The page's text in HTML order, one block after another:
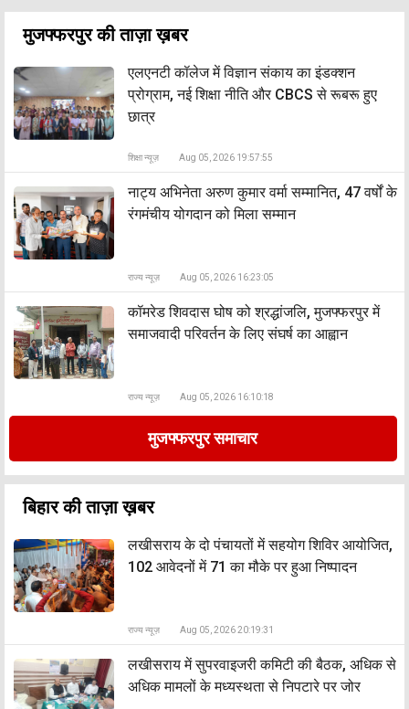
मुजफ्फरपुर की ताज़ा ख़बर
एलएनटी कॉलेज में विज्ञान संकाय का इंडक्शन
प्रोग्राम, नई शिक्षा नीति और CBCS से रूबरू हुए
छात्र
शिक्षा न्यूज़ Aug 05, 2026 19:57:55
नाट्य अभिनेता अरुण कुमार वर्मा सम्मानित, 47 वर्षों के
रंगमंचीय योगदान को मिला सम्मान
राज्य न्यूज़ Aug 05, 2026 16:23:05
कॉमरेड शिवदास घोष को श्रद्धांजलि, मुजफ्फरपुर में
समाजवादी परिवर्तन के लिए संघर्ष का आह्वान
राज्य न्यूज़ Aug 05, 2026 16:10:18
मुजफ्फरपुर समाचार
बिहार की ताज़ा ख़बर
लखीसराय के दो पंचायतों में सहयोग शिविर आयोजित,
102 आवेदनों में 71 का मौके पर हुआ निष्पादन
राज्य न्यूज़ Aug 05, 2026 20:19:31
लखीसराय में सुपरवाइजरी कमिटी की बैठक, अधिक से
अधिक मामलों के मध्यस्थता से निपटारे पर जोर